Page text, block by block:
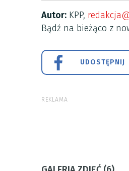
Autor: KPP,
Bądź na bieżąco z
UDOSTĘPNIJ
REKLAMA